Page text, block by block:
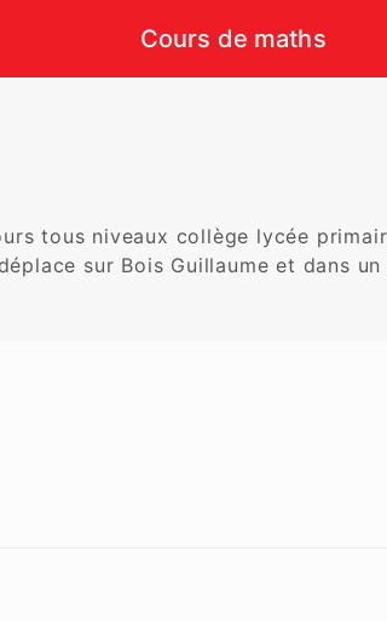
Cours de maths
tous niveaux collège lycée
sur Bois Guillaume et dans